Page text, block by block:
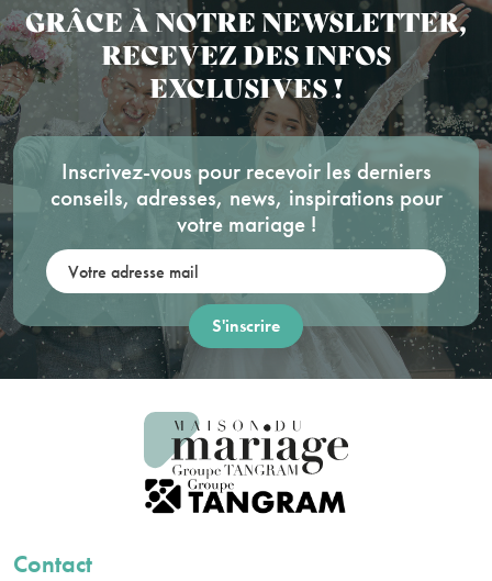
GRÂCE À NOTRE NEWSLETTER,
RECEVEZ DES INFOS
EXCLUSIVES !
Inscrivez-vous pour recevoir les derniers
conseils, adresses, news, inspirations pour
votre mariage !
Contact